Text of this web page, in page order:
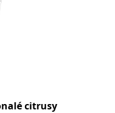
citrusy